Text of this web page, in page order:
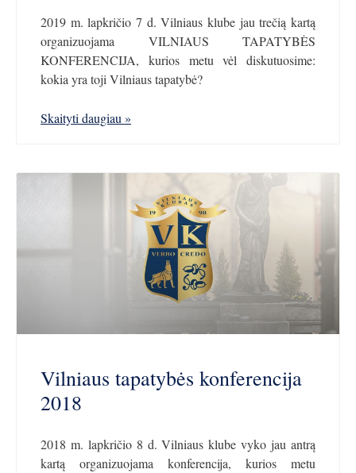
2019 m. lapkričio 7 d. Vilniaus klube jau trečią kartą
organizuojama VILNIAUS TAPATYBĖS
KONFERENCIJA, kurios metu vėl diskutuosime:
kokia yra toji Vilniaus tapatybė?
Skaityti daugiau »
Vilniaus tapatybės konferencija
2018
2018 m. lapkričio 8 d. Vilniaus klube vyko jau antrą
kartą organizuojama konferencija, kurios metu